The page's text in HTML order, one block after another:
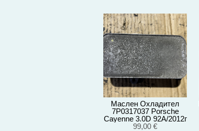
Маслен Охладител
7P0317037 Porsche
Cayenne 3.0D 92A/2012г
99,00 €